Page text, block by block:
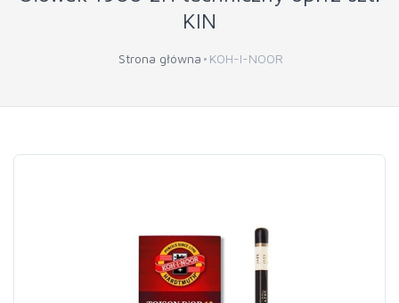
KIN
Strona główna KOH-I-NOOR